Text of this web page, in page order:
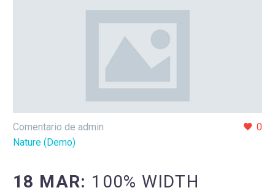
0
Comentario de admin
Nature (Demo)
18 MAR: 100% WIDTH